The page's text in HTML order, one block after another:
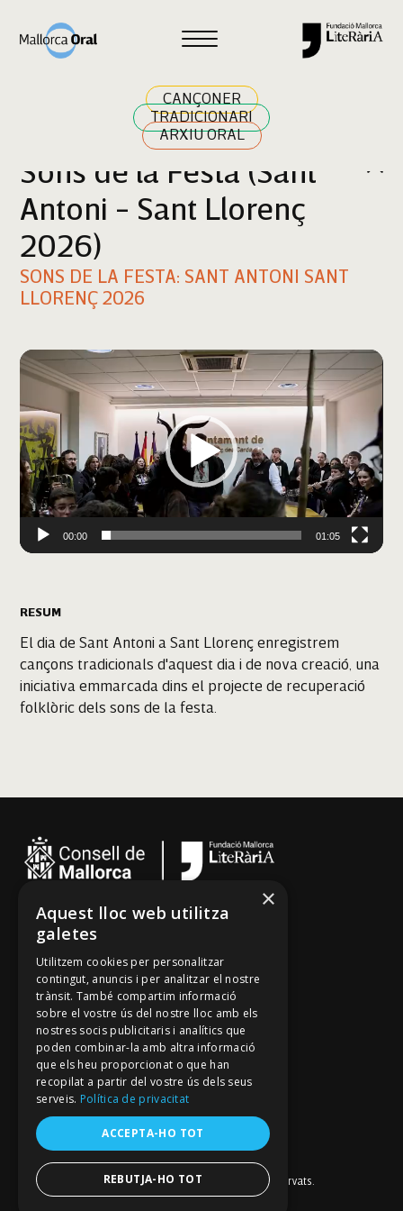
CANÇONER
TRADICIONARI
ARXIU ORAL
Cercar
Sons de la Festa (Sant
Antoni - Sant Llorenç
2026)
SONS DE LA FESTA: SANT ANTONI SANT
LLORENÇ 2026
Reproductor
de
vídeo
00:00 01:05
RESUM
El dia de Sant Antoni a Sant Llorenç enregistrem
cançons tradicionals d'aquest dia i de nova creació, una
iniciativa emmarcada dins el projecte de recuperació
folklòric dels sons de la festa.
Cançoner
Tradicionari
Arxiu Oral
Contacte
Segueix-nos
Mallorca Oral, un projecte de
Avís legal
Política de galetes
Política de privacitat
Política de privacitat a les xarxes socials
© Fundació Mallorca Literària 2026. Tots els drets reservats.
Disseny i desenvolupament web BESTALDE STUDIO
×
Aquest lloc web utilitza
galetes
Utilitzem cookies per personalitzar
contingut, anuncis i per analitzar el nostre
trànsit. També compartim informació
sobre el vostre ús del nostre lloc amb els
nostres socis publicitaris i analítics que
poden combinar-la amb altra informació
que els heu proporcionat o que han
recopilat a partir del vostre ús dels seus
serveis. Política de privacitat
ACCEPTA-HO TOT
REBUTJA-HO TOT